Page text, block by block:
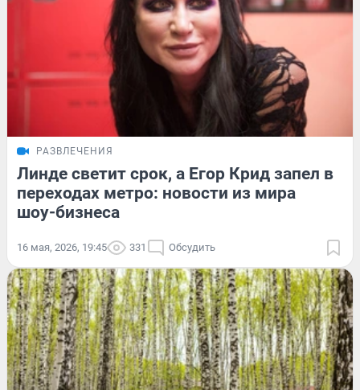
РАЗВЛЕЧЕНИЯ
Линде светит срок, а Егор Крид запел в
переходах метро: новости из мира
шоу-бизнеса
16 мая, 2026, 19:45 331 Обсудить